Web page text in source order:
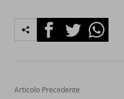
FacebookTwitterWhatsapp
Articolo Precedente